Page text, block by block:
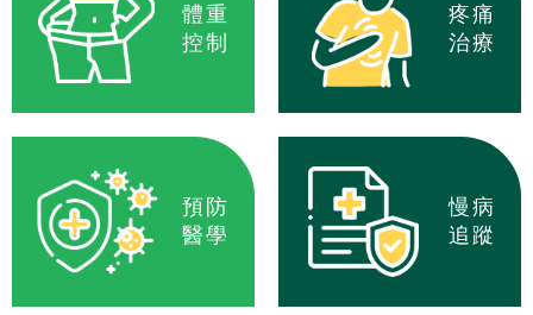
體重
控制
疼痛
治療
預防
醫學
慢病
追蹤